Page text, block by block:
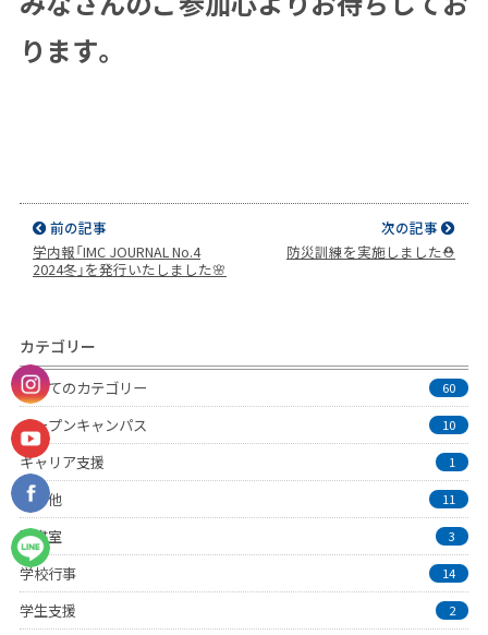
ります。
前の記事
学内報「IMC JOURNAL No.4
2024冬」を発行いたしました🌸
次の記事
防災訓練を実施しました⛑
カテゴリー
すべてのカテゴリー 60
オープンキャンパス 10
キャリア支援 1
その他 11
図書室 3
学校行事 14
学生支援 2